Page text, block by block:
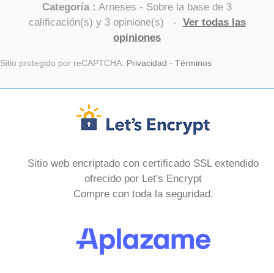
Categoría : Arneses - Sobre la base de 3
calificación(s) y 3opinione(s) - Ver todas las
opiniones
Sitio protegido por reCAPTCHA. Privacidad - Términos
Sitio web encriptado con certificado SSL extendido
ofrecido por Let's Encrypt
Compre con toda la seguridad.